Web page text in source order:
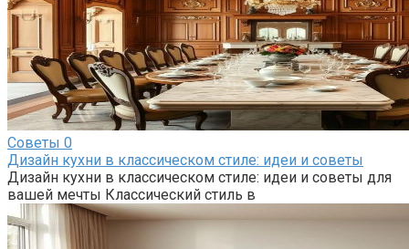
Советы 0
Дизайн кухни в классическом стиле: идеи и советы
Дизайн кухни в классическом стиле: идеи и советы для
вашей мечты Классический стиль в